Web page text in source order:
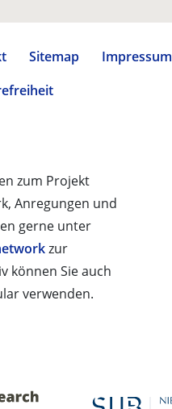
Sitemap Impressum
zum Projekt
Anregungen und
gerne unter
zur
können Sie auch
verwenden.